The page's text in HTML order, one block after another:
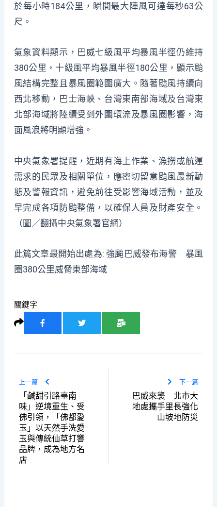
於每小時184公里，瞬間最大陣風可達每秒63公
尺。
氣象資料顯示，巴威七級風平均暴風半徑仍維持
380公里，十級風平均暴風半徑180公里，顯示颱
風結構完整且暴風圈範圍廣大。隨著颱風持續向
西北移動，巴士海峽、台灣東南部海域及台灣東
北部海域將陸續受到外圍環流及暴風圈影響，海
面風浪將明顯增強。
中央氣象署提醒，近期有海上作業、漁撈或航運
需求的民眾及相關單位，應密切留意颱風最新動
態及警報資訊，避免前往受影響海域活動，並及
早完成各項防颱整備，以確保人員及財產安全。
（圖／翻攝中央氣象署官網）
此篇文章最開始出處為: 強颱巴威發布海警 暴風
圈380公里威脅東部海域
關鍵字
上一篇
「鹹甜引路臺南
味」逆境重生、受
佛引領，「佛都愛
玉」以天然手洗愛
玉與傳統仙草打響
品牌，成為地方名
店
下一篇
巴威來襲 北市大
地處攜手里長強化
山坡地防災